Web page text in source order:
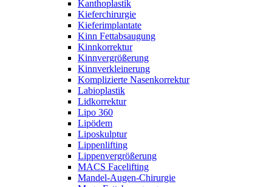
Kanthoplastik
Kieferchirurgie
Kieferimplantate
Kinn Fettabsaugung
Kinnkorrektur
Kinnvergrößerung
Kinnverkleinerung
Komplizierte Nasenkorrektur
Labioplastik
Lidkorrektur
Lipo 360
Lipödem
Liposkulptur
Lippenlifting
Lippenvergrößerung
MACS Facelifting
Mandel-Augen-Chirurgie